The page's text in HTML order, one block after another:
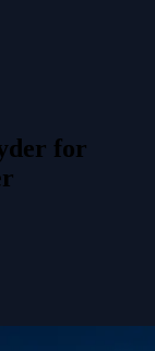
for